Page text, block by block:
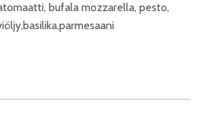
bufala mozzarella, pesto,